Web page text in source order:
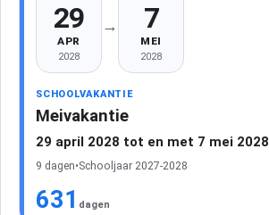
29
APR
2028
→ 7
MEI
2028
SCHOOLVAKANTIE
Meivakantie
29 april 2028 tot en met 7 mei 2028
9 dagen•Schooljaar 2027-2028
631 dagen